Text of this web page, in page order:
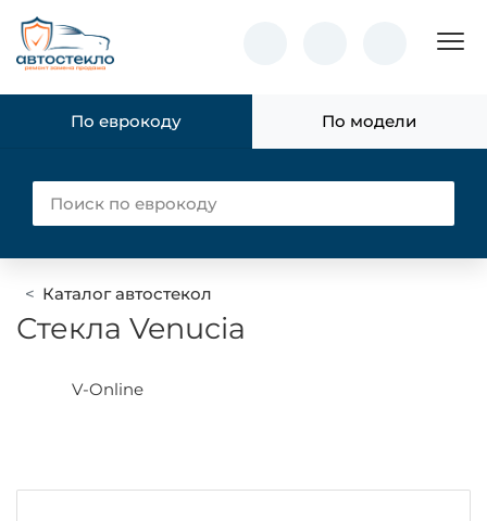
По еврокоду По модели
Каталог автостекол
Стекла Venucia
V-Online